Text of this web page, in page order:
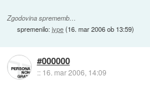
Zgodovina sprememb…
spremenilo:jype(16. mar 2006 ob 13:59)
#000000
:: 16. mar 2006, 14:09